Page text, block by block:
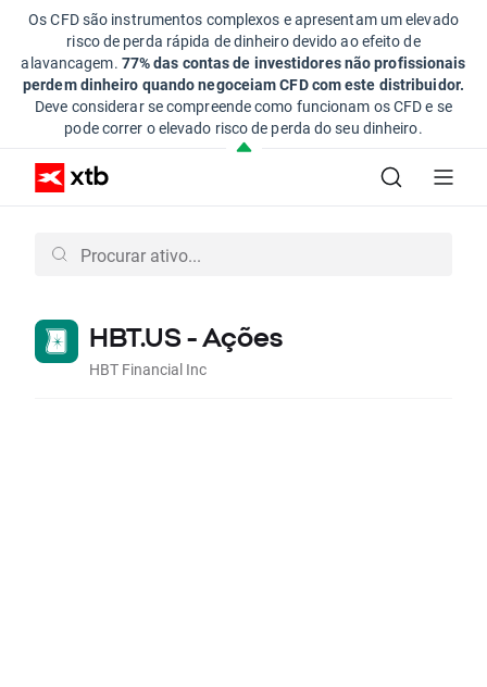
Os CFD são instrumentos complexos e apresentam um elevado
risco de perda rápida de dinheiro devido ao efeito de
alavancagem. 77% das contas de investidores não profissionais
perdem dinheiro quando negoceiam CFD com este distribuidor.
Deve considerar se compreende como funcionam os CFD e se
pode correr o elevado risco de perda do seu dinheiro.
HBT.US - Ações
HBT Financial Inc